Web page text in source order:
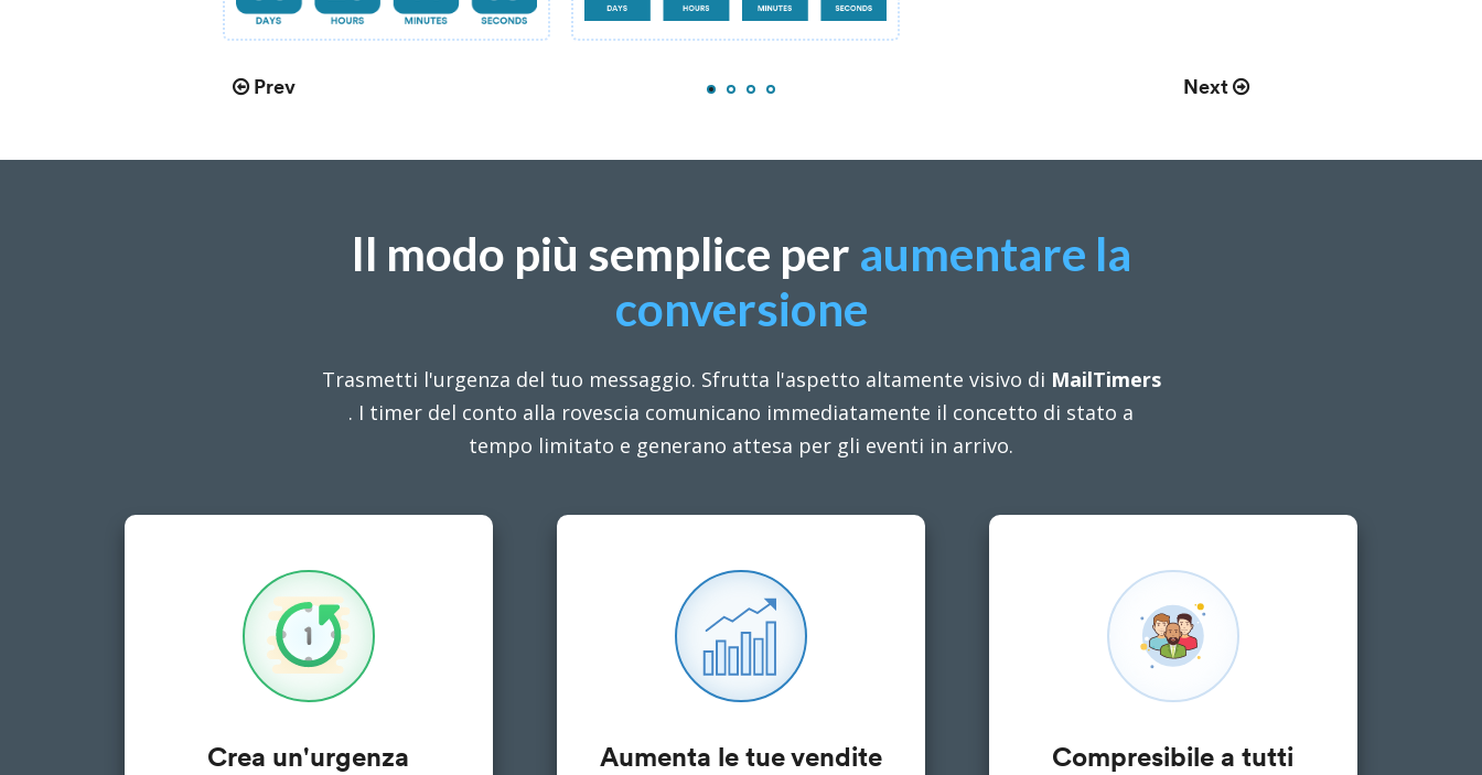
Prev Next
Il modo più semplice per aumentare la
conversione
Trasmetti l'urgenza del tuo messaggio. Sfrutta l'aspetto altamente visivo di MailTimers
. I timer del conto alla rovescia comunicano immediatamente il concetto di stato a
tempo limitato e generano attesa per gli eventi in arrivo.
Crea un'urgenza Aumenta le tue vendite Compresibile a tutti